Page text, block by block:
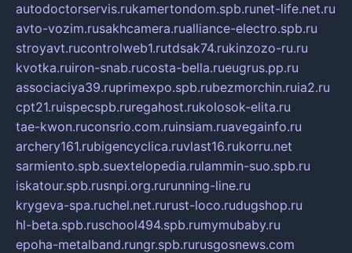
autodoctorservis.rukamertondom.spb.runet-life.net.ru
avto-vozim.rusakhcamera.rualliance-electro.spb.ru
stroyavt.rucontrolweb1.rutdsak74.rukinzozo-ru.ru
kvotka.ruiron-snab.rucosta-bella.rueugrus.pp.ru
associaciya39.ruprimexpo.spb.rubezmorchin.ruia2.ru
cpt21.ruispecspb.ruregahost.rukolosok-elita.ru
tae-kwon.ruconsrio.com.ruinsiam.ruavegainfo.ru
archery161.rubigencyclica.ruvlast16.rukorru.net
sarmiento.spb.suextelopedia.rulammin-suo.spb.ru
iskatour.spb.rusnpi.org.rurunning-line.ru
krygeva-spa.ruchel.net.rurust-loco.rudugshop.ru
hl-beta.spb.ruschool494.spb.rumymubaby.ru
epoha-metalband.rungr.spb.rurusgosnews.com